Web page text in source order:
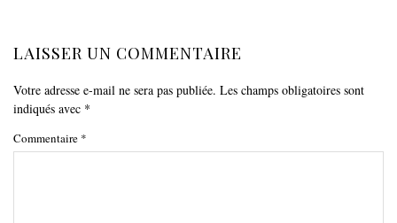
LAISSER UN COMMENTAIRE
Votre adresse e-mail ne sera pas publiée. Les champs obligatoires sont
indiqués avec *
Commentaire *